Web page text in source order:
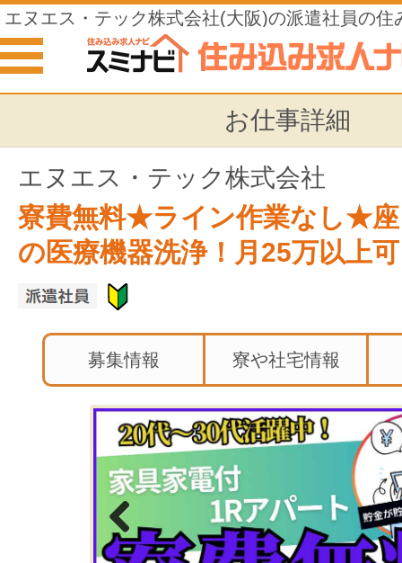
エヌエス・テック株式会社(大阪)の派遣社員の住
お仕事詳細
エヌエス・テック株式会社
寮費無料★ライン作業なし★座
の医療機器洗浄！月25万以上
募集情報 寮や社宅情報
Previous